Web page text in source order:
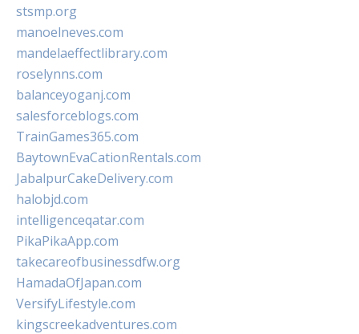
stsmp.org
manoelneves.com
mandelaeffectlibrary.com
roselynns.com
balanceyoganj.com
salesforceblogs.com
TrainGames365.com
BaytownEvaCationRentals.com
JabalpurCakeDelivery.com
halobjd.com
intelligenceqatar.com
PikaPikaApp.com
takecareofbusinessdfw.org
HamadaOfJapan.com
VersifyLifestyle.com
kingscreekadventures.com